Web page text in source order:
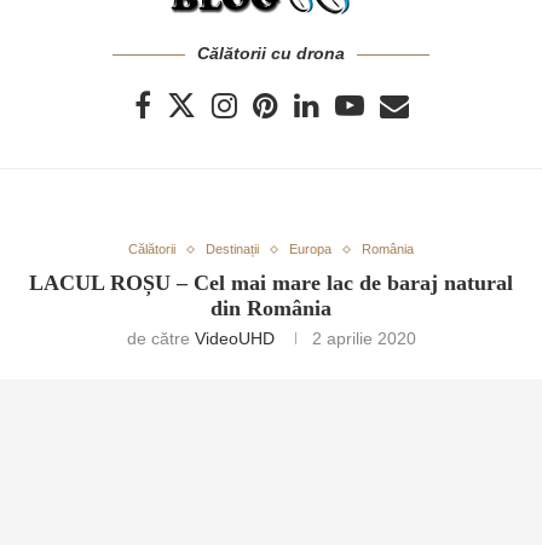
Călătorii cu drona
Călătorii Destinații Europa România
LACUL ROȘU – Cel mai mare lac de baraj natural
din România
de către VideoUHD 2 aprilie 2020